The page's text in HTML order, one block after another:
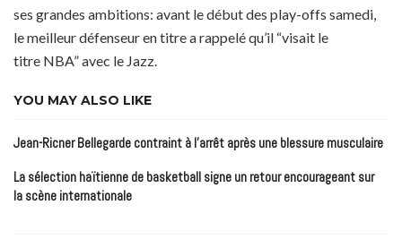
ses grandes ambitions: avant le début des play-offs samedi,
le meilleur défenseur en titre a rappelé qu’il “visait le
titre NBA” avec le Jazz.
YOU MAY ALSO LIKE
Jean-Ricner Bellegarde contraint à l’arrêt après une blessure musculaire
La sélection haïtienne de basketball signe un retour encourageant sur
la scène internationale